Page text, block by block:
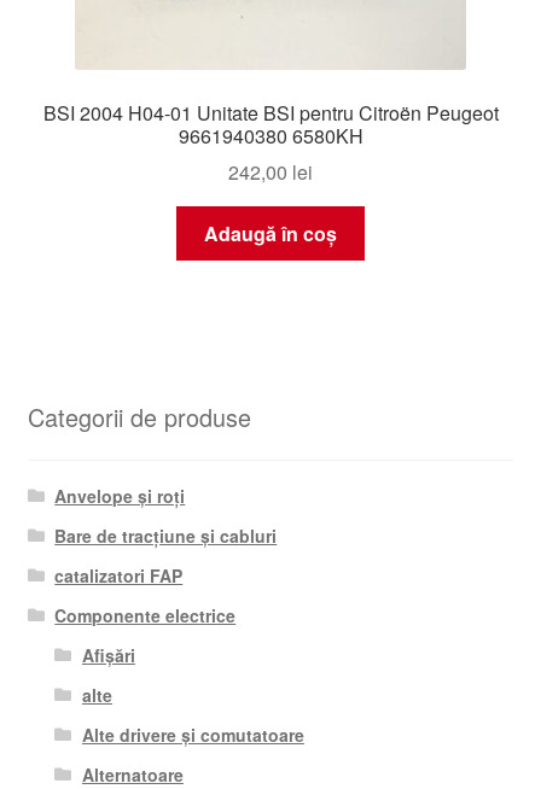
BSI 2004 H04-01 Unitate BSI pentru Citroën Peugeot
9661940380 6580KH
242,00 lei
Adaugă în coș
Categorii de produse
Anvelope și roți
Bare de tracțiune și cabluri
catalizatori FAP
Componente electrice
Afișări
alte
Alte drivere și comutatoare
Alternatoare